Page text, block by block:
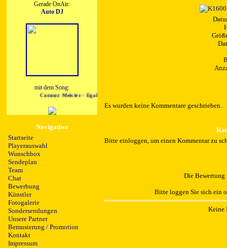
Gerade OnAir:
Auto DJ
mit dem Song:
Connor Meister - Egal
Navigation
Startseite
Playerauswahl
Wunschbox
Sendeplan
Team
Chat
Bewerbung
Künstler
Fotogalerie
Sondersendungen
Unsere Partner
Bemusterung / Promotion
Kontakt
Impressum
Es wurden keine Kommentare geschrieben.
Bitte einloggen, um einen Kommentar zu
Die
Bitte loggen Sie sich ein
Keine